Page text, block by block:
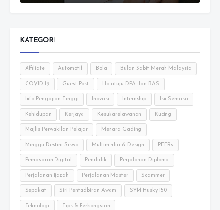
KATEGORI
Affiliate Automotif Bola Bulan Sabit Merah Malaysia
COVID-19 Guest Post Halatuju DPA dan BAS
Info Pengajian Tinggi Inovasi Internship Isu Semasa
Kehidupan Kerjaya Kesukarelawanan Kucing
Majlis Perwakilan Pelajar Menara Gading
Minggu Destini Siswa Multimedia & Design PEERs
Pemasaran Digital Pendidik Perjalanan Diploma
Perjalanan Ijazah Perjalanan Master Scammer
Sepakat Siri Pentadbiran Awam SYM Husky 150
Teknologi Tips & Perkongsian